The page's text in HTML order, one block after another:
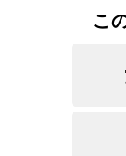
こ